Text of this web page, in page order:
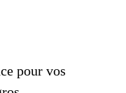
pour vos